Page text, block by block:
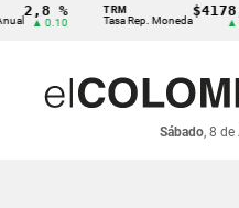
2,8 %
▲ 0.10 Tasa Rep. Moneda
$4178,23
▲ 0.42
Sábado, 8